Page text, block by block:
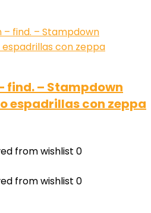
find. – Stampdown
espadrillas con zeppa
from wishlist 0
from wishlist 0